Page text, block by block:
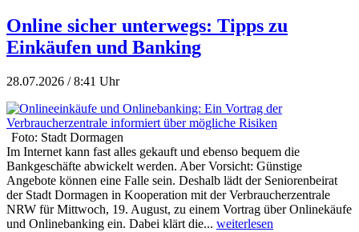
Online sicher unterwegs: Tipps zu
Einkäufen und Banking
28.07.2026 / 8:41 Uhr
Foto: Stadt Dormagen
Im Internet kann fast alles gekauft und ebenso bequem die
Bankgeschäfte abwickelt werden. Aber Vorsicht: Günstige
Angebote können eine Falle sein. Deshalb lädt der Seniorenbeirat
der Stadt Dormagen in Kooperation mit der Verbraucherzentrale
NRW für Mittwoch, 19. August, zu einem Vortrag über Onlinekäufe
und Onlinebanking ein. Dabei klärt die... weiterlesen